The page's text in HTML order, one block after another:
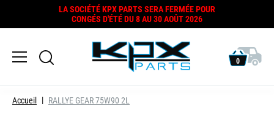
LA SOCIÉTÉ KPX PARTS SERA FERMÉE POUR
CONGÉS D'ÉTÉ DU 8 AU 30 AOÛT 2026
0
Accueil RALLYE GEAR 75W90 2L